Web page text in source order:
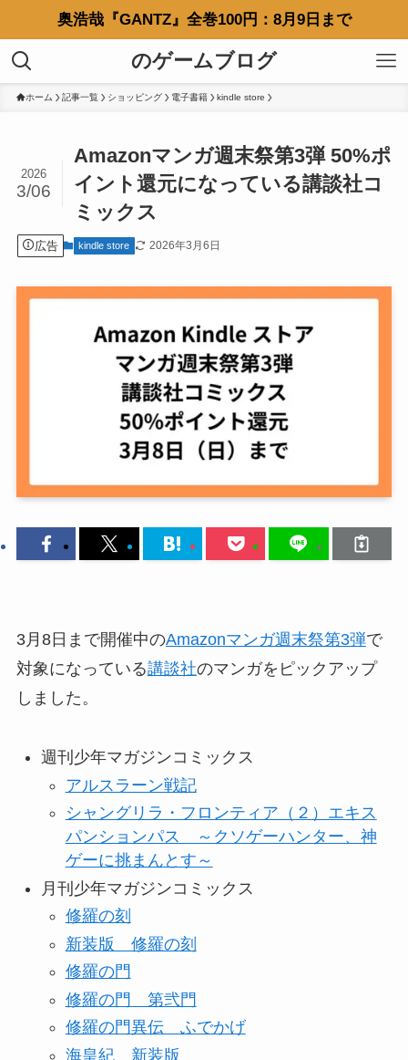
奥浩哉『GANTZ』全巻100円：8月9日まで
のゲームブログ
ホーム 記事一覧 ショッピング 電子書籍 kindle store
Amazonマンガ週末祭第3弾 50%ポ
イント還元になっている講談社コ
ミックス
2026
3/06
広告 kindle store 2026年3月6日
3月8日まで開催中のAmazonマンガ週末祭第3弾で
対象になっている講談社のマンガをピックアップ
しました。
週刊少年マガジンコミックス
アルスラーン戦記
シャングリラ・フロンティア（２）エキス
パンションパス ～クソゲーハンター、神
ゲーに挑まんとす～
月刊少年マガジンコミックス
修羅の刻
新装版 修羅の刻
修羅の門
修羅の門 第弐門
修羅の門異伝 ふでかげ
海皇紀 新装版